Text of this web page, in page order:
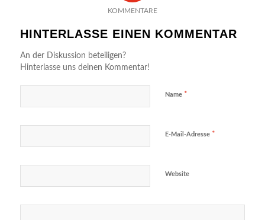
KOMMENTARE
HINTERLASSE EINEN KOMMENTAR
An der Diskussion beteiligen?
Hinterlasse uns deinen Kommentar!
Name *
E-Mail-Adresse *
Website